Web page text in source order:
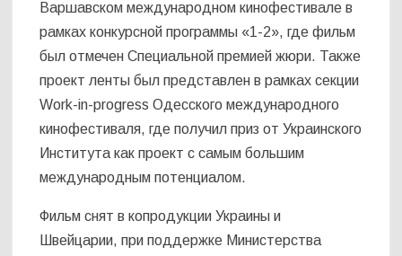
Варшавском международном кинофестивале в
рамках конкурсной программы «1-2», где фильм
был отмечен Специальной премией жюри. Также
проект ленты был представлен в рамках секции
Work-in-progress Одесского международного
кинофестиваля, где получил приз от Украинского
Института как проект с самым большим
международным потенциалом.
Фильм снят в копродукции Украины и
Швейцарии, при поддержке Министерства